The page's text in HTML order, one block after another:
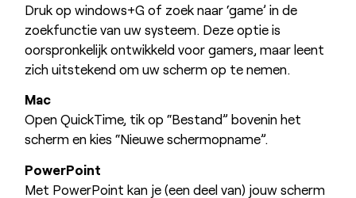
Druk op windows+G of zoek naar ‘game’ in de
zoekfunctie van uw systeem. Deze optie is
oorspronkelijk ontwikkeld voor gamers, maar leent
zich uitstekend om uw scherm op te nemen.
Mac
Open QuickTime, tik op “Bestand” bovenin het
scherm en kies “Nieuwe schermopname”.
PowerPoint
Met PowerPoint kan je (een deel van) jouw scherm